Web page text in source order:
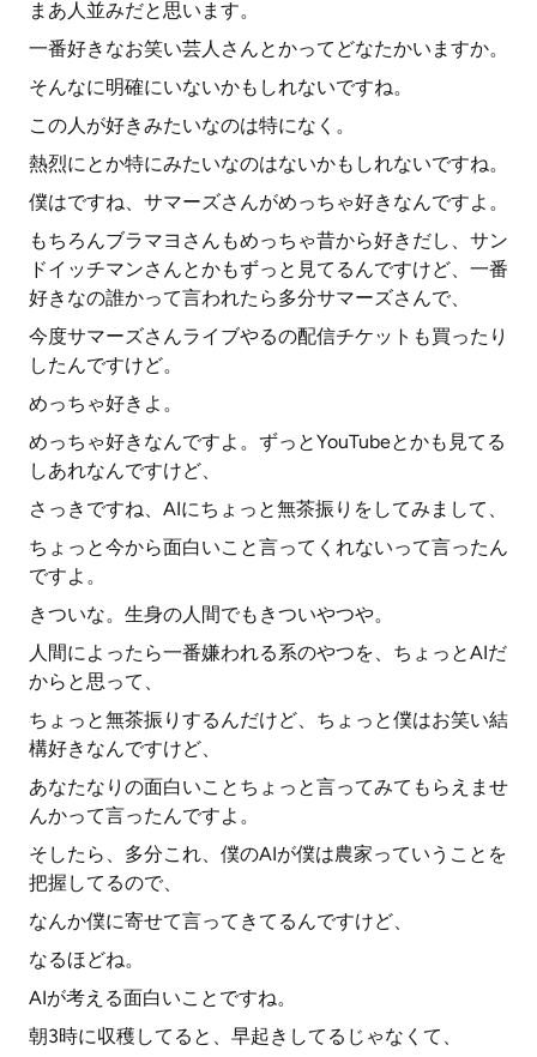
まあ人並みだと思います。
一番好きなお笑い芸人さんとかってどなたかいますか。
そんなに明確にいないかもしれないですね。
この人が好きみたいなのは特になく。
熱烈にとか特にみたいなのはないかもしれないですね。
僕はですね、サマーズさんがめっちゃ好きなんですよ。
もちろんブラマヨさんもめっちゃ昔から好きだし、サン
ドイッチマンさんとかもずっと見てるんですけど、一番
好きなの誰かって言われたら多分サマーズさんで、
今度サマーズさんライブやるの配信チケットも買ったり
したんですけど。
めっちゃ好きよ。
めっちゃ好きなんですよ。ずっとYouTubeとかも見てる
しあれなんですけど、
さっきですね、AIにちょっと無茶振りをしてみまして、
ちょっと今から面白いこと言ってくれないって言ったん
ですよ。
きついな。生身の人間でもきついやつや。
人間によったら一番嫌われる系のやつを、ちょっとAIだ
からと思って、
ちょっと無茶振りするんだけど、ちょっと僕はお笑い結
構好きなんですけど、
あなたなりの面白いことちょっと言ってみてもらえませ
んかって言ったんですよ。
そしたら、多分これ、僕のAIが僕は農家っていうことを
把握してるので、
なんか僕に寄せて言ってきてるんですけど、
なるほどね。
AIが考える面白いことですね。
朝3時に収穫してると、早起きしてるじゃなくて、